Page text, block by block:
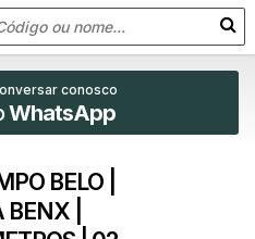
conosco
WhatsApp
BELO |
|